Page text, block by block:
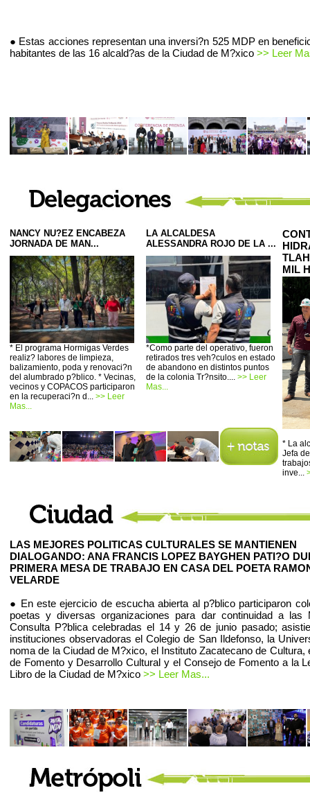
● Estas acciones representan una inversi?n 525 MDP en
habitantes de las 16 alcald?as de la Ciudad de M?xico >> Leer
NANCY NU?EZ ENCABEZA
JORNADA DE MAN...
* El programa Hormigas Verdes
realiz? labores de limpieza,
balizamiento, poda y renovaci?n
del alumbrado p?blico. * Vecinas,
vecinos y COPACOS participaron
en la recuperaci?n d... >> Leer
Mas...
LA ALCALDESA
ALESSANDRA ROJO DE LA ...
*Como parte del operativo, fueron
retirados tres veh?culos en estado
de abandono en distintos puntos
de la colonia Tr?nsito.... >> Leer
Mas...
MIL
* La
Jefa
inve...
LAS MEJORES POLITICAS CULTURALES SE MANTIENEN
DIALOGANDO: ANA FRANCIS LOPEZ BAYGHEN PATI?O
PRIMERA MESA DE TRABAJO EN CASA DEL POETA
VELARDE
● En este ejercicio de escucha abierta al p?blico participaron
poetas y diversas organizaciones para dar continuidad a las
Consulta P?blica celebradas el 14 y 26 de junio pasado;
instituciones observadoras el Colegio de San Ildefonso, la
noma de la Ciudad de M?xico, el Instituto Zacatecano de Cultura,
de Fomento y Desarrollo Cultural y el Consejo de Fomento a la
Libro de la Ciudad de M?xico >> Leer Mas...